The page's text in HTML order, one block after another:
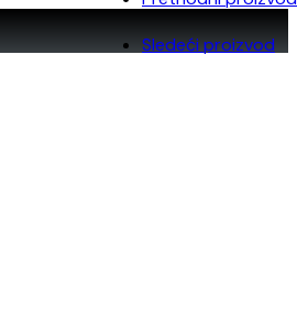
Sledeći proizvod